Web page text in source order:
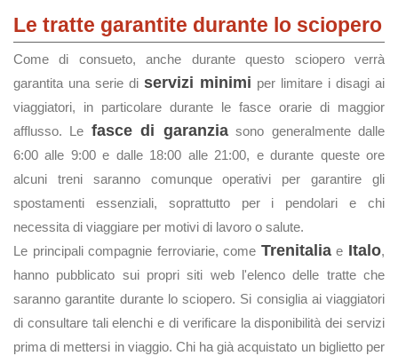
Le tratte garantite durante lo sciopero
Come di consueto, anche durante questo sciopero verrà
garantita una serie di servizi minimi per limitare i disagi ai
viaggiatori, in particolare durante le fasce orarie di maggior
afflusso. Le fasce di garanziasono generalmente dalle
6:00 alle 9:00 e dalle 18:00 alle 21:00, e durante queste ore
alcuni treni saranno comunque operativi per garantire gli
spostamenti essenziali, soprattutto per i pendolari e chi
necessita di viaggiare per motivi di lavoro o salute.
Le principali compagnie ferroviarie, come Trenitaliae Italo,
hanno pubblicato sui propri siti web l'elenco delle tratte che
saranno garantite durante lo sciopero. Si consiglia ai viaggiatori
di consultare tali elenchi e di verificare la disponibilità dei servizi
prima di mettersi in viaggio. Chi ha già acquistato un biglietto per